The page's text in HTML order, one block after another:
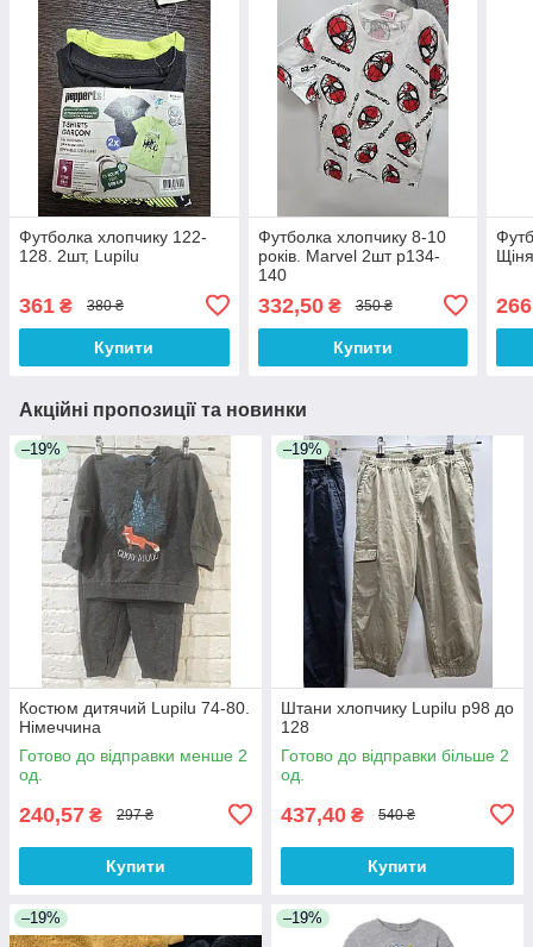
Футболка хлопчику 122-
128. 2шт, Lupilu
361 ₴ 380 ₴
Купити
Футболка хлопчику 8-10
років. Marvel 2шт р134-
140
332,50₴ 350 ₴
Купити
266
Акційні пропозиції та новинки
–19%
Костюм дитячий Lupilu 74-80.
Німеччина
Готово до відправки менше 2
од.
240,57 ₴ 297 ₴
Купити
–19%
Штани хлопчику Lupilu р98 до
128
Готово до відправки більше 2
од.
437,40 ₴ 540 ₴
Купити
–19% –19%